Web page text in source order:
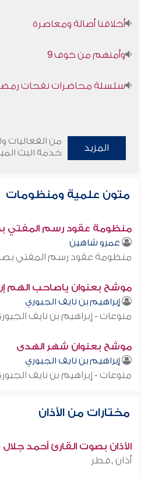
أخلاقنا أصالة ومعاصرة
وأمنهم من خوف 9
سلسلة محاضرات نفحات رمضانية
المزيد
من الفعاليات
خدمة البث
متون علمية ومنظومات
منظومة عقود رسم المفتي
عمرو شاهين
منظومة عقود رسم المفتي
موشح بعنوان ياصاحب الهم
إبراهيم بن نايف الجبوري
منوعات - إبراهيم بن نايف
موشح بعنوان شهر الهدى
إبراهيم بن نايف الجبوري
منوعات - إبراهيم بن نايف
مختارات من الأذان
الأذان بصوت القارئ أحمد
أذان ,قطر